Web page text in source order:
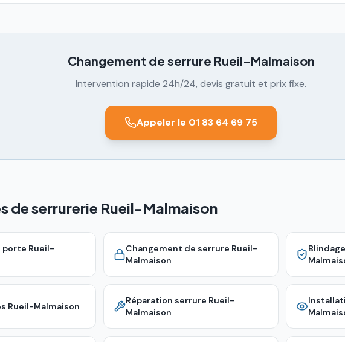
Changement de serrure Rueil-Malmaison
Intervention rapide 24h/24, devis gratuit et prix fixe.
Appeler le 01 83 64 69 75
de serrurerie Rueil-Malmaison
porte Rueil-
Changement de serrure Rueil-
Malmaison
Rueil-Malmaison
Réparation serrure Rueil-
Malmaison